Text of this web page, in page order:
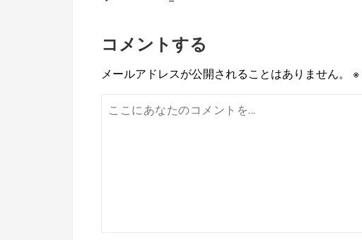
ナ
ビ
ゲ
コメントする
メールアドレスが公開されることはありません。 ※